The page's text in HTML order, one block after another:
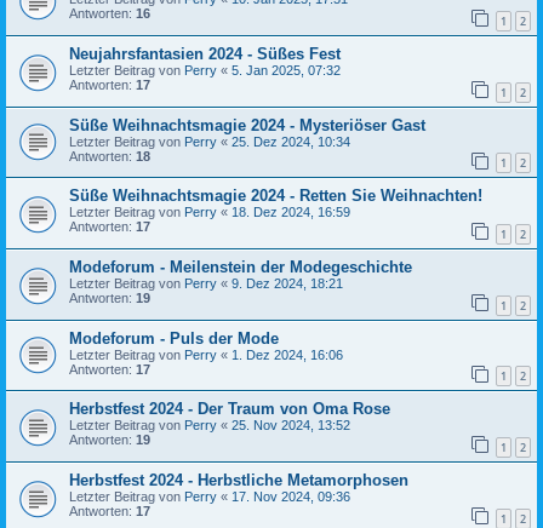
Antworten: 16 1 2
Neujahrsfantasien 2024 - Süßes Fest
Letzter Beitrag von Perry « 5. Jan 2025, 07:32
Antworten: 17 1 2
Süße Weihnachtsmagie 2024 - Mysteriöser Gast
Letzter Beitrag von Perry « 25. Dez 2024, 10:34
Antworten: 18 1 2
Süße Weihnachtsmagie 2024 - Retten Sie Weihnachten!
Letzter Beitrag von Perry « 18. Dez 2024, 16:59
Antworten: 17 1 2
Modeforum - Meilenstein der Modegeschichte
Letzter Beitrag von Perry « 9. Dez 2024, 18:21
Antworten: 19 1 2
Modeforum - Puls der Mode
Letzter Beitrag von Perry « 1. Dez 2024, 16:06
Antworten: 17 1 2
Herbstfest 2024 - Der Traum von Oma Rose
Letzter Beitrag von Perry « 25. Nov 2024, 13:52
Antworten: 19 1 2
Herbstfest 2024 - Herbstliche Metamorphosen
Letzter Beitrag von Perry « 17. Nov 2024, 09:36
Antworten: 17 1 2